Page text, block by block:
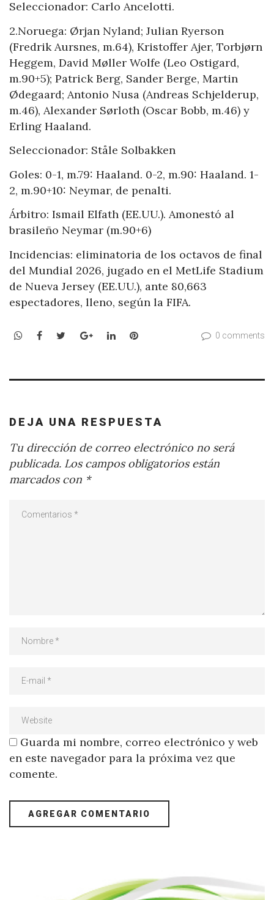
Seleccionador: Carlo Ancelotti.
2.Noruega: Ørjan Nyland; Julian Ryerson
(Fredrik Aursnes, m.64), Kristoffer Ajer, Torbjørn
Heggem, David Møller Wolfe (Leo Ostigard,
m.90+5); Patrick Berg, Sander Berge, Martin
Ødegaard; Antonio Nusa (Andreas Schjelderup,
m.46), Alexander Sørloth (Oscar Bobb, m.46) y
Erling Haaland.
Seleccionador: Ståle Solbakken
Goles: 0-1, m.79: Haaland. 0-2, m.90: Haaland. 1-
2, m.90+10: Neymar, de penalti.
Árbitro: Ismail Elfath (EE.UU.). Amonestó al
brasileño Neymar (m.90+6)
Incidencias: eliminatoria de los octavos de final
del Mundial 2026, jugado en el MetLife Stadium
de Nueva Jersey (EE.UU.), ante 80,663
espectadores, lleno, según la FIFA.
WhatsApp
Facebook
TwitterGoogle+LinkedInPinterest 0 comments
DEJA UNA RESPUESTA
Tu dirección de correo electrónico no será
publicada. Los campos obligatorios están
marcados con *
Guarda mi nombre, correo electrónico y web
en este navegador para la próxima vez que
comente.